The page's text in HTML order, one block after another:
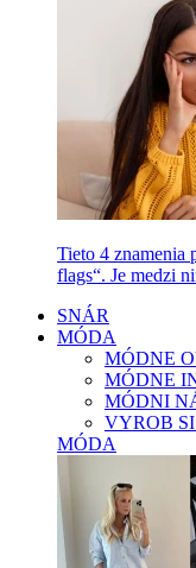
Tieto 4 znamenia
flags“. Je medzi
SNÁR
MÓDA
MÓDNE
MÓDNE
MÓDNI
VYROB
MÓDA